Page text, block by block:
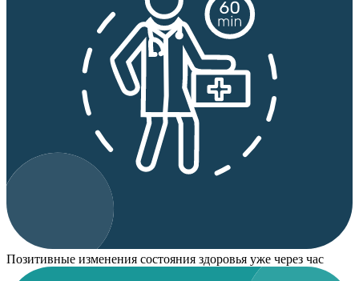
Позитивные изменения состояния здоровья уже через час